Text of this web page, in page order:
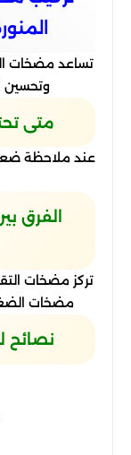
تساعد مضخات
وتحسين
متى
عند ملاحظة
الفرق
تركز مضخات
مضخات
نصائح